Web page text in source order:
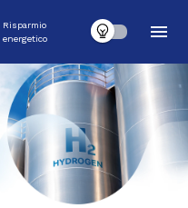
Risparmio
energetico